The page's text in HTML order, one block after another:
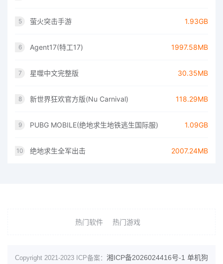
5 萤火突击手游 1.93GB
6 Agent17(特工17) 1997.58MB
7 星噬中文完整版 30.35MB
8 新世界狂欢官方版(Nu Carnival) 118.29MB
9 PUBG MOBILE(绝地求生地铁逃生国际服) 1.09GB
10 绝地求生全军出击 2007.24MB
热门软件 热门游戏
Copyright 2021-2023 ICP备案： 湘ICP备2026024416号-1 单机狗